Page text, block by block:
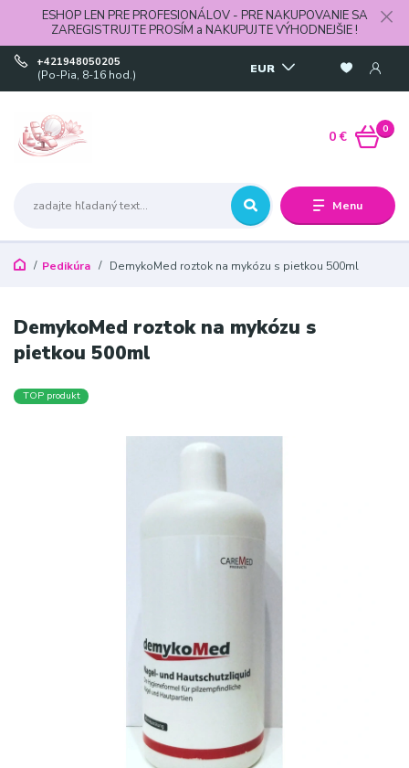
ESHOP LEN PRE PROFESIONÁLOV - PRE NAKUPOVANIE SA
ZAREGISTRUJTE PROSÍM a NAKUPUJTE VÝHODNEJŠIE !
Menu
EUR
+421948050205
(Po-Pia, 8-16 hod.)
0
0 €
Pedikúra DemykoMed roztok na mykózu s pietkou 500ml
DemykoMed roztok na mykózu s
pietkou 500ml
TOP produkt